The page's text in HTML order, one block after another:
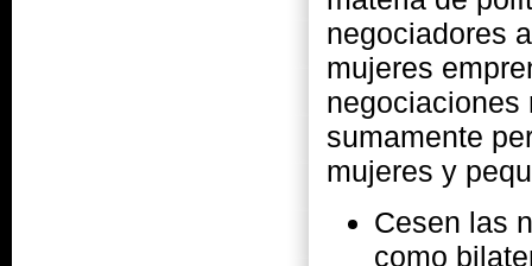
negociadores
mujeres
negociaciones
sumamente
mujeres y
Cesen las
como